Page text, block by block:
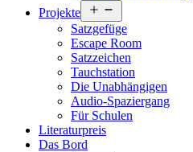
Projekte
öffnen
Satzgefüge
Escape Room
Satzzeichen
Tauchstation
Die Unabhängigen
Audio-Spaziergang
Für Schulen
Literaturpreis
Das Bord